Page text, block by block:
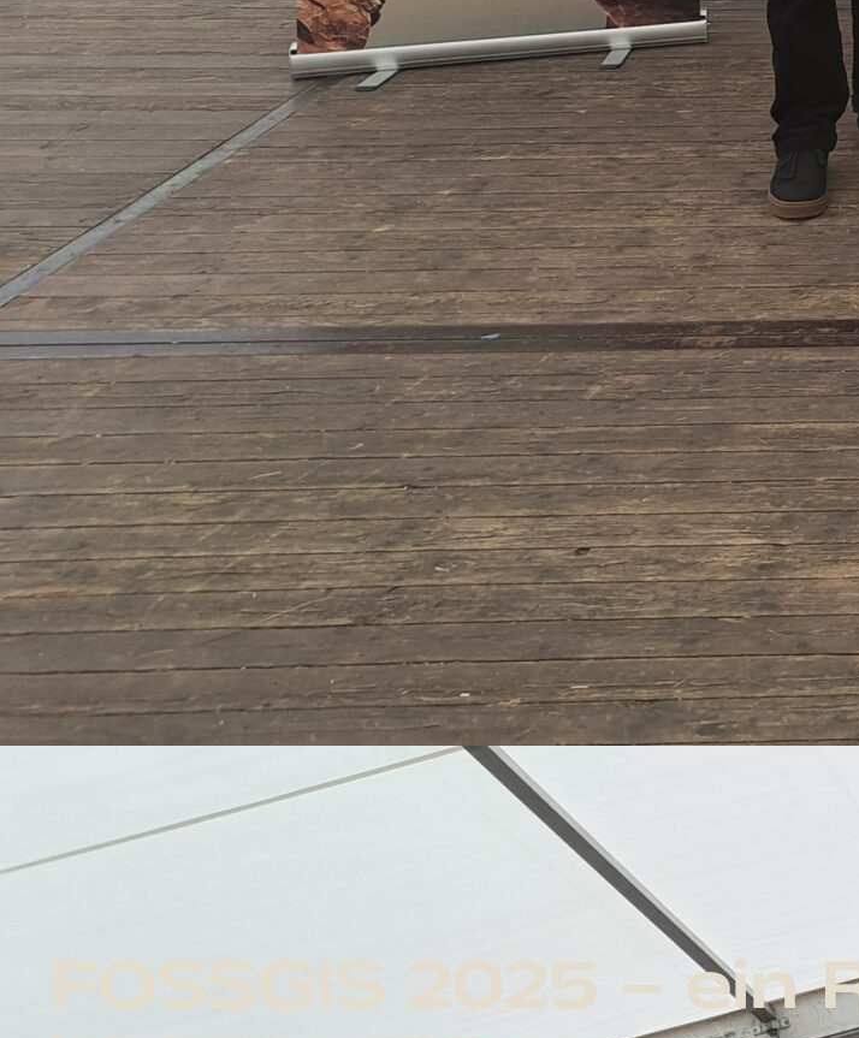
FOSSGIS 2025 –